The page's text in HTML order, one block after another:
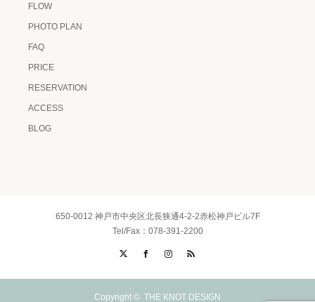
FLOW
PHOTO PLAN
FAQ
PRICE
RESERVATION
ACCESS
BLOG
650-0012 神戸市中央区北長狭通4-2-2赤松神戸ビル7F
Tel/Fax：078-391-2200
FacebookInstagram
Copyright © THE KNOT DESIGN